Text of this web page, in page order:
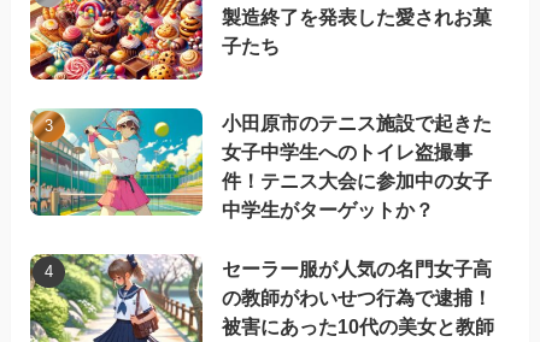
製造終了を発表した愛されお菓
子たち
小田原市のテニス施設で起きた
女子中学生へのトイレ盗撮事
件！テニス大会に参加中の女子
中学生がターゲットか？
セーラー服が人気の名門女子高
の教師がわいせつ行為で逮捕！
被害にあった10代の美女と教師